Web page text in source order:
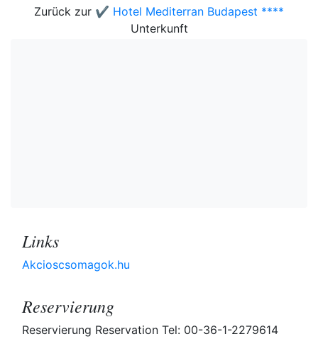
Zurück zur ✔️ Hotel Mediterran Budapest ****
Unterkunft
Links
Akcioscsomagok.hu
Reservierung
Reservierung Reservation Tel: 00-36-1-2279614